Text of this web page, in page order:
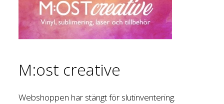
M:ost creative
Webshoppen har stängt för slutinventering.